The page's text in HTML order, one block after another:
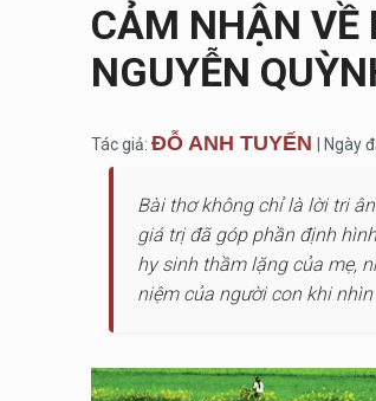
CẢM NHẬN VỀ
NGUYỄN
Tác giả: ĐỖ ANH TUYẾN | Ngày
Bài thơ không chỉ là lời tri
giá trị đã góp phần định
hy sinh thầm lặng của mẹ,
niệm của người con khi